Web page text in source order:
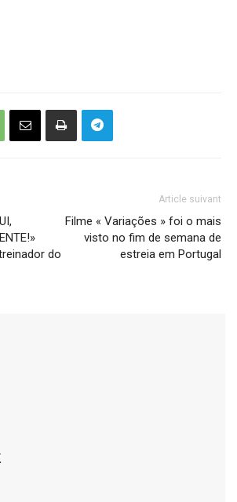
do
Article suivant
Filme « Variações » foi o mais
visto no fim de semana de
estreia em Portugal